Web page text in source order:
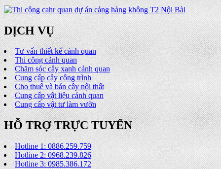
DỊCH VỤ
Tư vấn thiết kế cảnh quan
Thi công cảnh quan
Chăm sóc cây xanh cảnh quan
Cung cấp cây công trình
Cho thuê và bán cây nội thất
Cung cấp vật liệu cảnh quan
Cung cấp vật tư làm vườn
HỖ TRỢ TRỰC TUYẾN
Hotline 1: 0886.259.759
Hotline 2: 0968.239.826
Hotline 3: 0985.386.172